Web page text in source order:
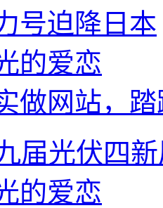
号迫降日本
的爱恋
做网站，
届光伏四
的爱恋